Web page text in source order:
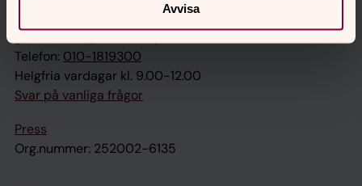
Avvisa
Telefon: 010-1819300
Helgfria vardagar kl. 9.00-12.00
Svar på vanliga frågor
Press
Org.nummer: 252002-6135